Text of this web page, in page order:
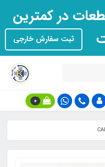
در کمترین
ثبت سفارش خارجی
0